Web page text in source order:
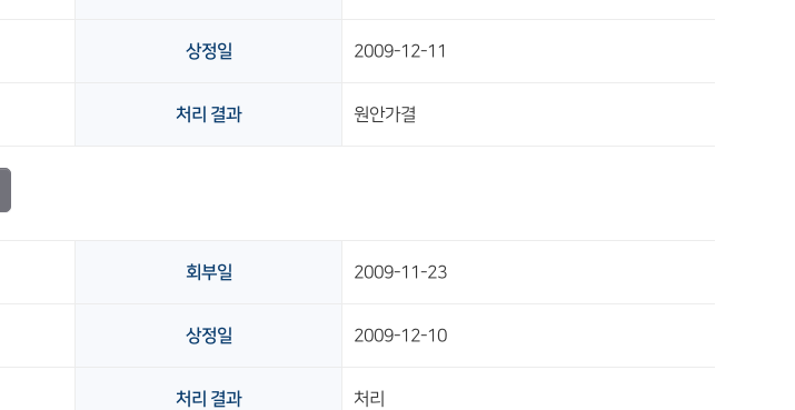
상정일 2009-12-11
처리 결과 원안가결
회부일 2009-11-23
상정일 2009-12-10
처리 결과 처리